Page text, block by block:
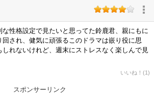
な性格設定で見たいと思ってた鈴鹿君、親にもに
され、健気に頑張るこのドラマは嵌り役に思
しれないけれど、週末にストレスなく楽しんで見
いいね！(1)
スポンサーリンク